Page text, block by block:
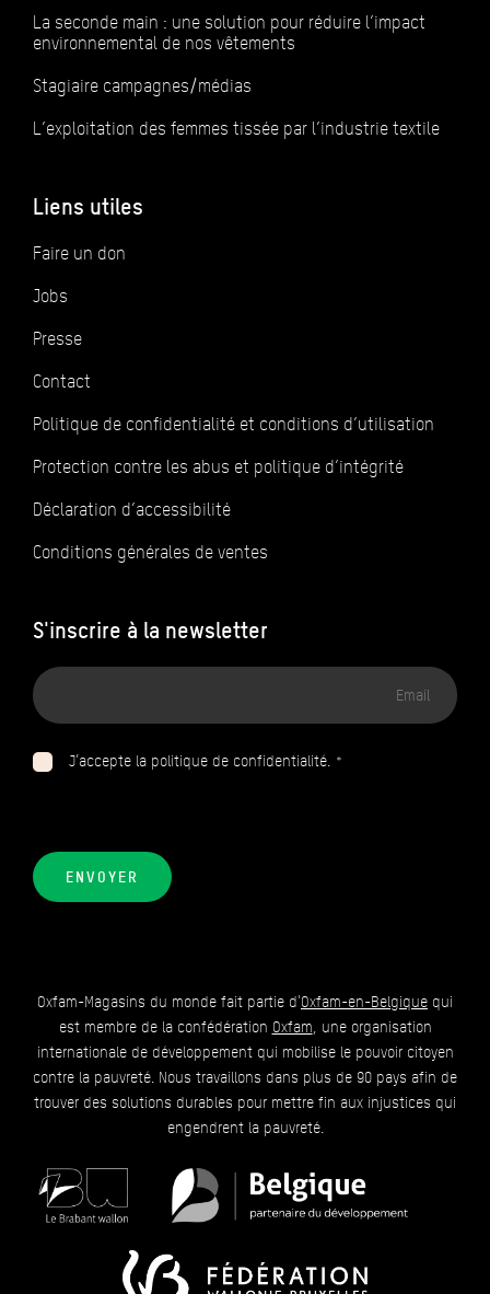
La seconde main : une solution pour réduire l’impact
environnemental de nos vêtements
Stagiaire campagnes/médias
L’exploitation des femmes tissée par l’industrie textile
Liens utiles
Faire un don
Jobs
Presse
Contact
Politique de confidentialité et conditions d’utilisation
Protection contre les abus et politique d’intégrité
Déclaration d’accessibilité
Conditions générales de ventes
S'inscrire à la newsletter
Adresse
email
J’accepte la politique de confidentialité. *
ENVOYER
Oxfam-Magasins du monde fait partie d'Oxfam-en-Belgique qui
est membre de la confédération Oxfam, une organisation
internationale de développement qui mobilise le pouvoir citoyen
contre la pauvreté. Nous travaillons dans plus de 90 pays afin de
trouver des solutions durables pour mettre fin aux injustices qui
engendrent la pauvreté.